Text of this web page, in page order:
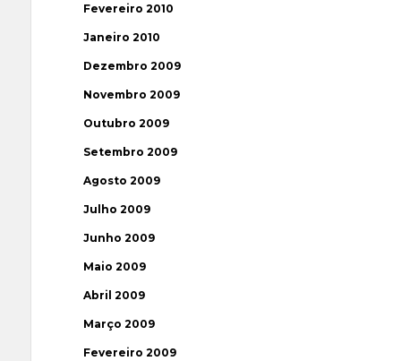
Fevereiro 2010
Janeiro 2010
Dezembro 2009
Novembro 2009
Outubro 2009
Setembro 2009
Agosto 2009
Julho 2009
Junho 2009
Maio 2009
Abril 2009
Março 2009
Fevereiro 2009